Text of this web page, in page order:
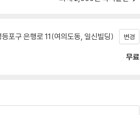
포구 은행로 11(여의도동, 일신빌딩) 변경
무료